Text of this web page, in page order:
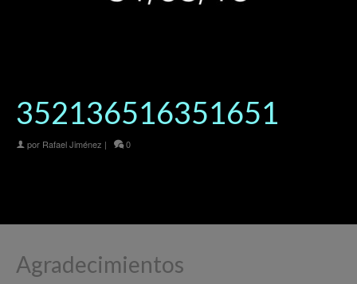
352136516351651
por Rafael Jiménez | 0
Agradecimientos